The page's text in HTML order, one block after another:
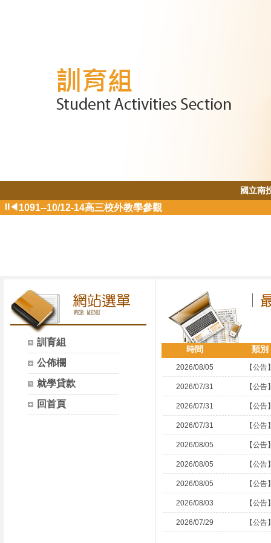
國立南
⏸◀ 1091--10/12-14高三校外教學參觀
訓育組
公佈欄
就學貸款
回首頁
時間 類別
2026/08/05 【公告
2026/07/31 【公告
2026/07/31 【公告
2026/07/31 【公告
2026/08/05 【公告
2026/08/05 【公告
2026/08/05 【公告
2026/08/03 【公告
2026/07/29 【公告